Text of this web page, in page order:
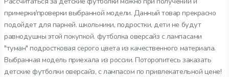
примерки/проверки выбранной модели. Данный товар прекрасно
подойдет для парней. школьники, подростки, дети не будут
равнодушны этой покупкой. футболка оверсайз с лампасами
"туман" подростковая серого цвета из качественного материала.
Выбранная модель приехала из россии. Поторопитесь заказать
детские футболки оверсайз, с лампасом по привлекательной цене!